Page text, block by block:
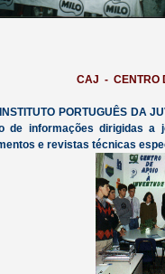
CAJ - CENTRO
PORTUGUÊS DA
de informações dirigidas
e revistas técnicas